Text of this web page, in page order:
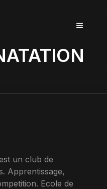
MENU
un club de
Apprentissage,
Ecole de